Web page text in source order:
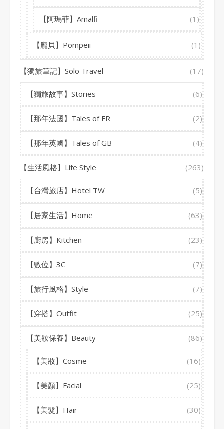
【阿瑪菲】Amalfi (1)
【龐貝】Pompeii (1)
【獨旅筆記】Solo Travel (17)
【獨旅故事】Stories (6)
【那年法國】Tales of FR (2)
【那年英國】Tales of GB (4)
【生活風格】Life Style (263)
【台灣旅店】Hotel TW (5)
【居家生活】Home (63)
【廚房】Kitchen (23)
【數位】3C (7)
【旅行風格】Style (7)
【穿搭】Outfit (25)
【美妝保養】Beauty (86)
【美妝】Cosme (16)
【美顏】Facial (25)
【美髮】Hair (30)